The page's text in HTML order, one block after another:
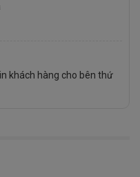
khách hàng cho bên thứ